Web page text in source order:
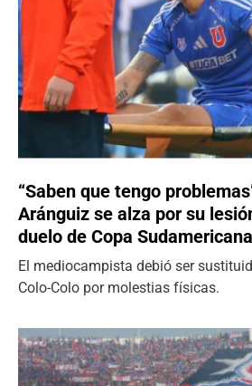
“Saben que tengo
Aránguiz se alza por su
duelo de Copa Sudamericana
El mediocampista debió ser
Colo-Colo por molestias físicas.